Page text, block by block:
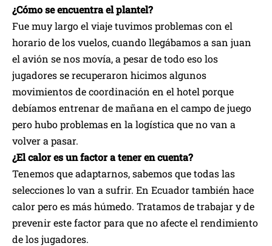
¿Cómo se encuentra el plantel?
Fue muy largo el viaje tuvimos problemas con el
horario de los vuelos, cuando llegábamos a san juan
el avión se nos movía, a pesar de todo eso los
jugadores se recuperaron hicimos algunos
movimientos de coordinación en el hotel porque
debíamos entrenar de mañana en el campo de juego
pero hubo problemas en la logística que no van a
volver a pasar.
¿El calor es un factor a tener en cuenta?
Tenemos que adaptarnos, sabemos que todas las
selecciones lo van a sufrir. En Ecuador también hace
calor pero es más húmedo. Tratamos de trabajar y de
prevenir este factor para que no afecte el rendimiento
de los jugadores.